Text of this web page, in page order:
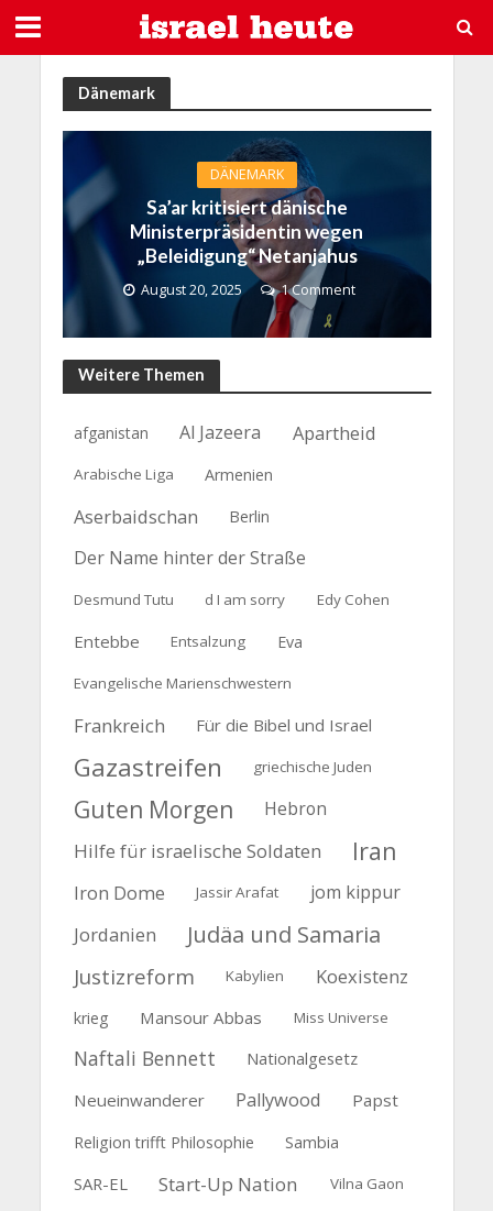
Dänemark
DÄNEMARK
Sa’ar kritisiert dänische
Ministerpräsidentin wegen
„Beleidigung“ Netanjahus
August 20, 2025 1 Comment
Weitere Themen
afganistan Al Jazeera Apartheid
Arabische Liga Armenien
Aserbaidschan Berlin
Der Name hinter der Straße
Desmund Tutu d I am sorry Edy Cohen
Entebbe Entsalzung Eva
Evangelische Marienschwestern
Frankreich Für die Bibel und Israel
Gazastreifen griechische Juden
Guten Morgen Hebron
Hilfe für israelische Soldaten Iran
Iron Dome Jassir Arafat jom kippur
Jordanien Judäa und Samaria
Justizreform Kabylien Koexistenz
krieg Mansour Abbas Miss Universe
Naftali Bennett
Nationalgesetz
Neueinwanderer
Pallywood Papst
Religion trifft Philosophie Sambia
SAR-EL Start-Up Nation Vilna Gaon